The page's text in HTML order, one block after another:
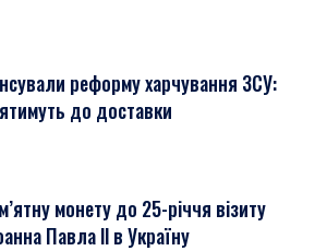
реформу харчування ЗСУ:
до доставки
монету до 25-річчя візиту
Павла ІІ в Україну